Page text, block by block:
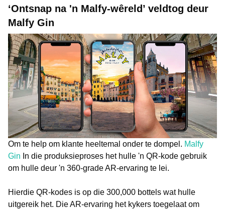
‘Ontsnap na 'n Malfy-wêreld’ veldtog deur
Malfy Gin
Om te help om klante heeltemal onder te dompel. Malfy
Gin In die produksieproses het hulle 'n QR-kode gebruik
om hulle deur 'n 360-grade AR-ervaring te lei.
Hierdie QR-kodes is op die 300,000 bottels wat hulle
uitgereik het. Die AR-ervaring het kykers toegelaat om